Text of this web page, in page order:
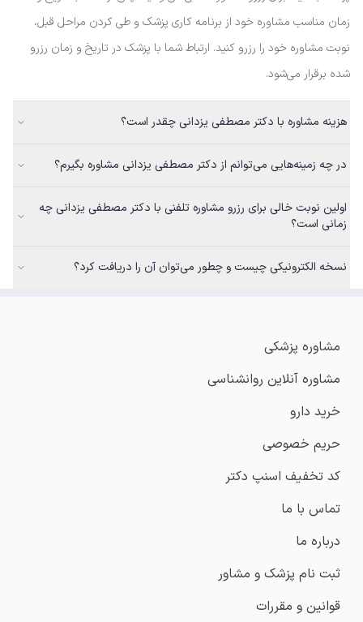
زمان مناسب مشاوره خود از برنامه کاری پزشک و طی کردن مراحل قبل،
نوبت مشاوره خود را رزرو کنید. ارتباط شما با پزشک در تاریخ و زمان رزرو
شده برقرار می‌شود.
هزینه مشاوره با دکتر مصطفی یزدانی چقدر است؟
در چه زمینه‌هایی می‌توانم از دکتر مصطفی یزدانی مشاوره بگیرم؟
اولین نوبت خالی برای رزرو مشاوره تلفنی با دکتر مصطفی یزدانی چه
زمانی است؟
نسخه الکترونیکی چیست و چطور می‌توان آن را دریافت کرد؟
مشاوره پزشکی
مشاوره آنلاین روانشناسی
خرید دارو
حریم خصوصی
کد تخفیف اسنپ دکتر
تماس با ما
درباره ما
ثبت نام پزشک و مشاور
قوانین و مقررات